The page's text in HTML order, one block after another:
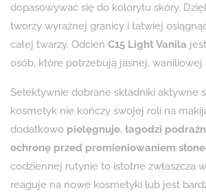
dopasowywać się do kolorytu skóry.
tworzy wyraźnej granicy i łatwiej
całej twarzy. Odcień C15 Light Vanila
osób, które potrzebują jasnej, waniliowej
Selektywnie dobrane składniki aktywne
kosmetyk nie kończy swojej roli na
dodatkowo pielęgnuje, łagodzi
ochronę przed promieniowaniem
codziennej rutynie to istotne zwłaszcza
reaguje na nowe kosmetyki lub jest